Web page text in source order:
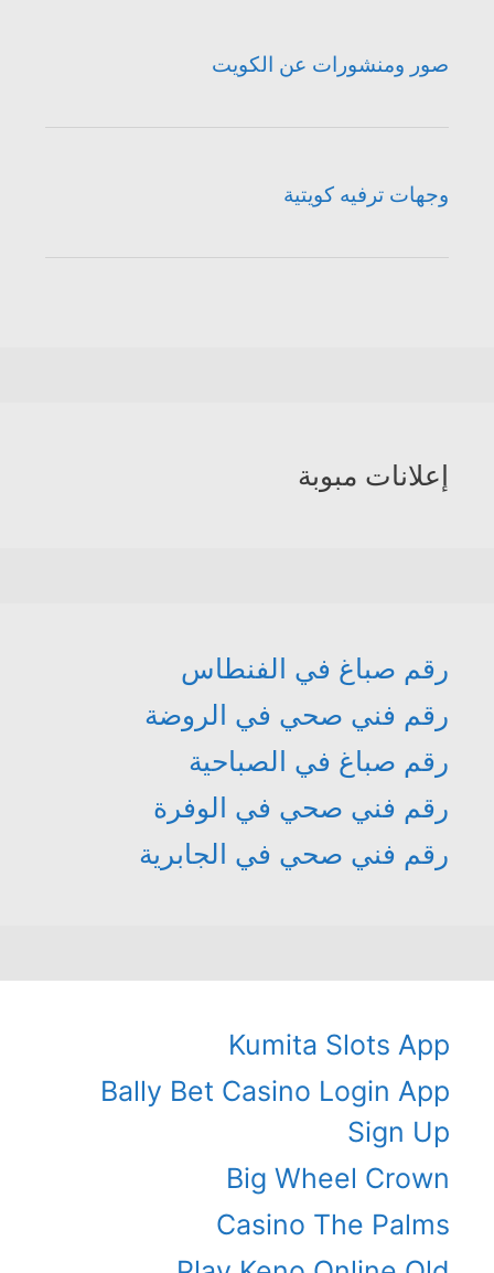
صور ومنشورات عن الكويت
وجهات ترفيه كويتية
إعلانات مبوبة
رقم صباغ في الفنطاس
رقم فني صحي في الروضة
رقم صباغ في الصباحية
رقم فني صحي في الوفرة
رقم فني صحي في الجابرية
Kumita Slots App
Bally Bet Casino Login App
Sign Up
Big Wheel Crown
Casino The Palms